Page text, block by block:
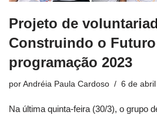
Projeto de
Construindo o
programação 2023
por Andréia Paula Cardoso 6 de
Na última quinta-feira (30/3), o grupo